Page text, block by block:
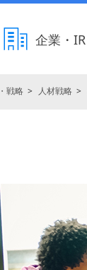
企業・IR
戦略 人材戦略